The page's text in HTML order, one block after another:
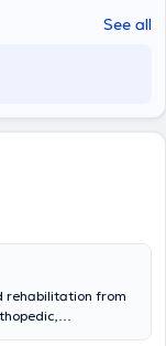
See all
rehabilitation from